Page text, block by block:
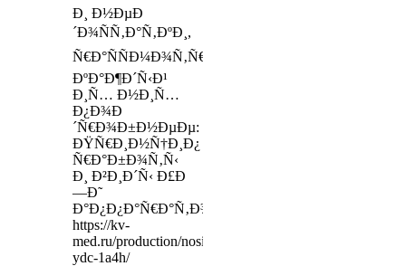
Ð¸ Ð½ÐµÐ
´Ð¾ÑÑ‚Ð°Ñ‚ÐºÐ¸,
Ñ€Ð°ÑÑÐ¼Ð¾Ñ‚Ñ€Ð¸Ð¼
ÐºÐ°Ð¶Ð´Ñ‹Ð¹
Ð¸Ñ… Ð½Ð¸Ñ…
Ð¿Ð¾Ð
´Ñ€Ð¾Ð±Ð½ÐµÐµ:
ÐŸÑ€Ð¸Ð½Ñ†Ð¸Ð¿
Ñ€Ð°Ð±Ð¾Ñ‚Ñ‹
Ð¸ Ð²Ð¸Ð´Ñ‹ Ð£Ð
—Ð˜
Ð°Ð¿Ð¿Ð°Ñ€Ð°Ñ‚Ð¾Ð²
https://kv-
med.ru/production/nosilki-
ydc-1a4h/